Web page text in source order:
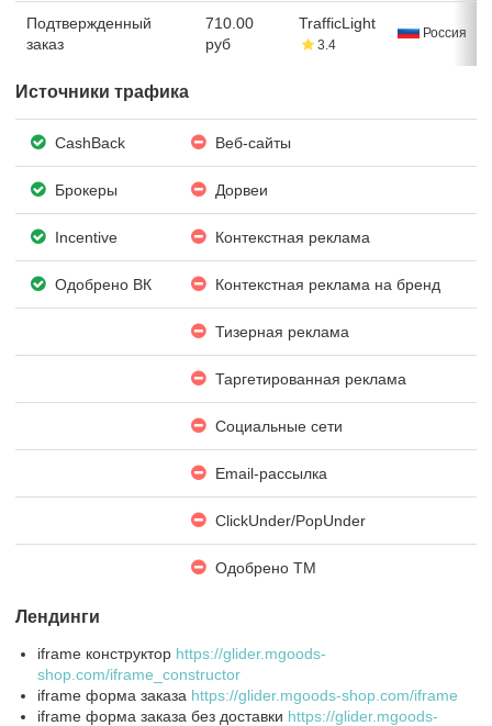
Подтвержденный
заказ
710.00
руб
TrafficLight
3.4
Россия
Источники трафика
CashBack Веб-сайты
Брокеры Дорвеи
Incentive Контекстная реклама
Одобрено ВК Контекстная реклама на бренд
Тизерная реклама
Таргетированная реклама
Социальные сети
Email-рассылка
ClickUnder/PopUnder
Одобрено ТМ
Лендинги
iframe конструктор https://glider.mgoods-
shop.com/iframe_constructor
iframe форма заказа https://glider.mgoods-shop.com/iframe
iframe форма заказа без доставки https://glider.mgoods-